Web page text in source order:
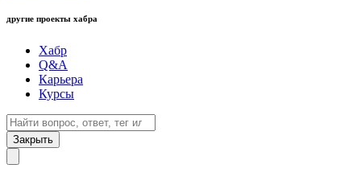
другие проекты хабра
Хабр
Q&A
Карьера
Курсы
Закрыть